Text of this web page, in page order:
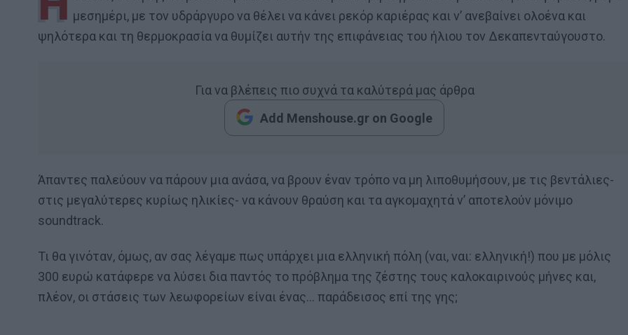
μεσημέρι, με τον υδράργυρο να θέλει να κάνει ρεκόρ καριέρας και ν’ ανεβαίνει ολοένα και
ψηλότερα και τη θερμοκρασία να θυμίζει αυτήν της επιφάνειας του ήλιου τον Δεκαπενταύγουστο.
Για να βλέπεις πιο συχνά τα καλύτερά μας άρθρα
Add Menshouse.gr on Google
Άπαντες παλεύουν να πάρουν μια ανάσα, να βρουν έναν τρόπο να μη λιποθυμήσουν, με τις βεντάλιες-
στις μεγαλύτερες κυρίως ηλικίες- να κάνουν θραύση και τα αγκομαχητά ν’ αποτελούν μόνιμο
soundtrack.
Τι θα γινόταν, όμως, αν σας λέγαμε πως υπάρχει μια ελληνική πόλη (ναι, ναι: ελληνική!) που με μόλις
300 ευρώ κατάφερε να λύσει δια παντός το πρόβλημα της ζέστης τους καλοκαιρινούς μήνες και,
πλέον, οι στάσεις των λεωφορείων είναι ένας… παράδεισος επί της γης;